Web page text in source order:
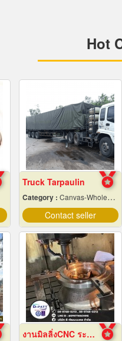
Hot
Truck Tarpaulin
Category : Canvas-Wholesale & Manufacturers
Contact seller
งานมิลลิ่งCNC ระยอง